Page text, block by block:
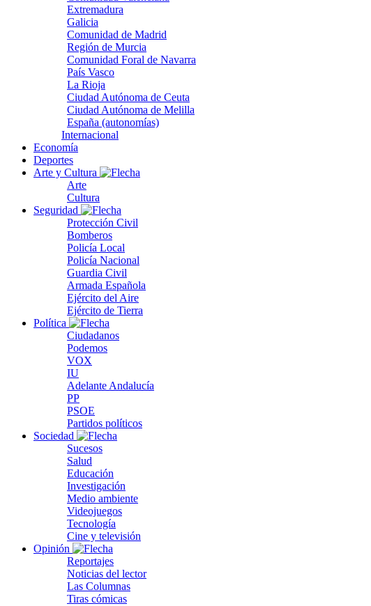
Extremadura
Galicia
Comunidad de Madrid
Región de Murcia
Comunidad Foral de Navarra
País Vasco
La Rioja
Ciudad Autónoma de Ceuta
Ciudad Autónoma de Melilla
España (autonomías)
Internacional
Economía
Deportes
Arte y Cultura
Arte
Cultura
Seguridad
Protección Civil
Bomberos
Policía Local
Policía Nacional
Guardia Civil
Armada Española
Ejército del Aire
Ejército de Tierra
Política
Ciudadanos
Podemos
VOX
IU
Adelante Andalucía
PP
PSOE
Partidos políticos
Sociedad
Sucesos
Salud
Educación
Investigación
Medio ambiente
Videojuegos
Tecnología
Cine y televisión
Opinión
Reportajes
Noticias del lector
Las Columnas
Tiras cómicas